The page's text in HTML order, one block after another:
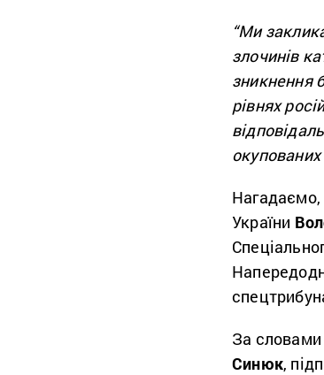
“Ми
злочинів
зникнення
рівнях
окупованих
Нагадаємо,
України
За словами
Синюк,